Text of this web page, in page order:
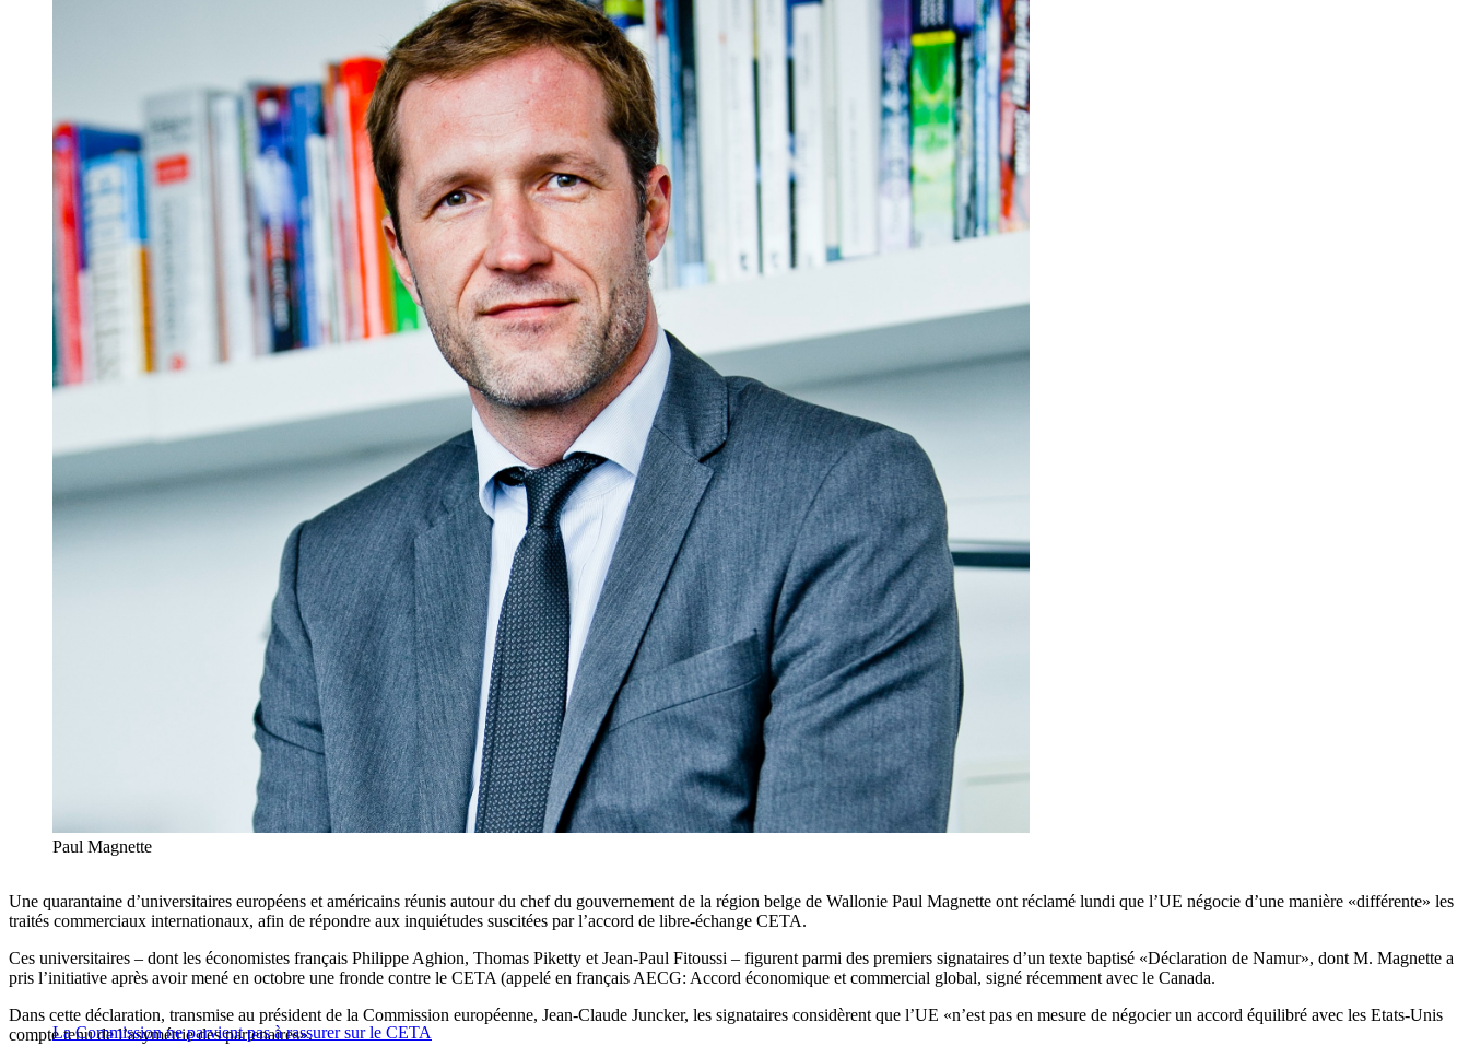
Paul Magnette
Une quarantaine d’universitaires européens et américains réunis autour du chef du gouvernement de la région belge de Wallonie Paul Magnette ont réclamé lundi que l’UE négocie d’une manière «différente» les
traités commerciaux internationaux, afin de répondre aux inquiétudes suscitées par l’accord de libre-échange CETA.
Ces universitaires – dont les économistes français Philippe Aghion, Thomas Piketty et Jean-Paul Fitoussi – figurent parmi des premiers signataires d’un texte baptisé «Déclaration de Namur», dont M. Magnette a
pris l’initiative après avoir mené en octobre une fronde contre le CETA (appelé en français AECG: Accord économique et commercial global, signé récemment avec le Canada.
La Commission ne parvient pas à rassurer sur le CETA
Dans cette déclaration, transmise au président de la Commission européenne, Jean-Claude Juncker, les signataires considèrent que l’UE «n’est pas en mesure de négocier un accord équilibré avec les Etats-Unis
compte tenu de l’asymétrie des partenaires».